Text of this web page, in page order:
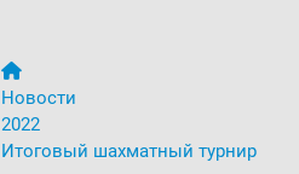
Новости
2022
Итоговый шахматный турнир